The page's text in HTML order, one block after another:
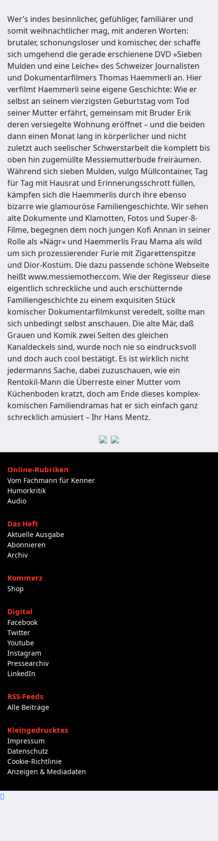
Wer’s indes besinnlicher, gefühliger, familiärer und
somit weihnachtlicher mag, mit anderen Worten:
brutaler, schonungsloser und komischer, der schaffe
sich umgehend die gerade erschienene DVD »Sieben
Mulden und eine Leiche« des Schweizer Journalisten
und Dokumentarfilmers Thomas Haemmerli an. Hier
verfilmt Haemmerli seine eigene Geschichte: Wie er
selbst an seinem vierzigsten Geburtstag vom Tod
seiner Mutter erfährt, gemeinsam mit Bruder Erik
deren versiegelte Wohnung eröffnet – und die beiden
dann einen Monat lang in körperlicher und nicht
zuletzt auch seelischer Schwerstarbeit die komplett bis
oben hin zugemüllte Messiemutterbude freiräumen.
Während sich sieben Mulden, vulgo Müllcontainer, Tag
für Tag mit Hausrat und Erinnerungsschrott füllen,
kämpfen sich die Haemmerlis durch ihre ebenso
bizarre wie glamouröse Familiengeschichte. Wir sehen
alte Dokumente und Klamotten, Fotos und Super-8-
Filme, begegnen dem noch jungen Kofi Annan in seiner
Rolle als »Nägr« und Haemmerlis Frau Mama als wild
um sich prozessierender Furie mit Zigarettenspitze
und Dior-Kostüm. Die dazu passende schöne Webseite
heißt www.messiemother.com. Wie der Regisseur diese
eigentlich schreckliche und auch erschütternde
Familiengeschichte zu einem exquisiten Stück
komischer Dokumentarfilmkunst veredelt, sollte man
sich unbedingt selbst anschauen. Die alte Mär, daß
Grauen und Komik zwei Seiten des gleichen
Kanaldeckels sind, wurde noch nie so eindrucksvoll
und doch auch cool bestätigt. Es ist wirklich nicht
jedermanns Sache, dabei zuzuschauen, wie ein
Rentokil-Mann die Überreste einer Mutter vom
Küchenboden kratzt, doch am Ende dieses komplex-
komischen Familiendramas hat er sich einfach ganz
schrecklich amüsiert – Ihr Hans Mentz.
Online-Rubriken
Vom Fachmann für Kenner
Humorkritik
Audio
Das Heft
Aktuelle Ausgabe
Abonnieren
Archiv
Kommerz
Shop
Digital
Facebook
Twitter
Youtube
Instagram
Pressearchiv
LinkedIn
RSS-Feeds
Alle Beiträge
Kleingedrucktes
Impressum
Datenschutz
Cookie-Richtlinie
Anzeigen & Mediadaten